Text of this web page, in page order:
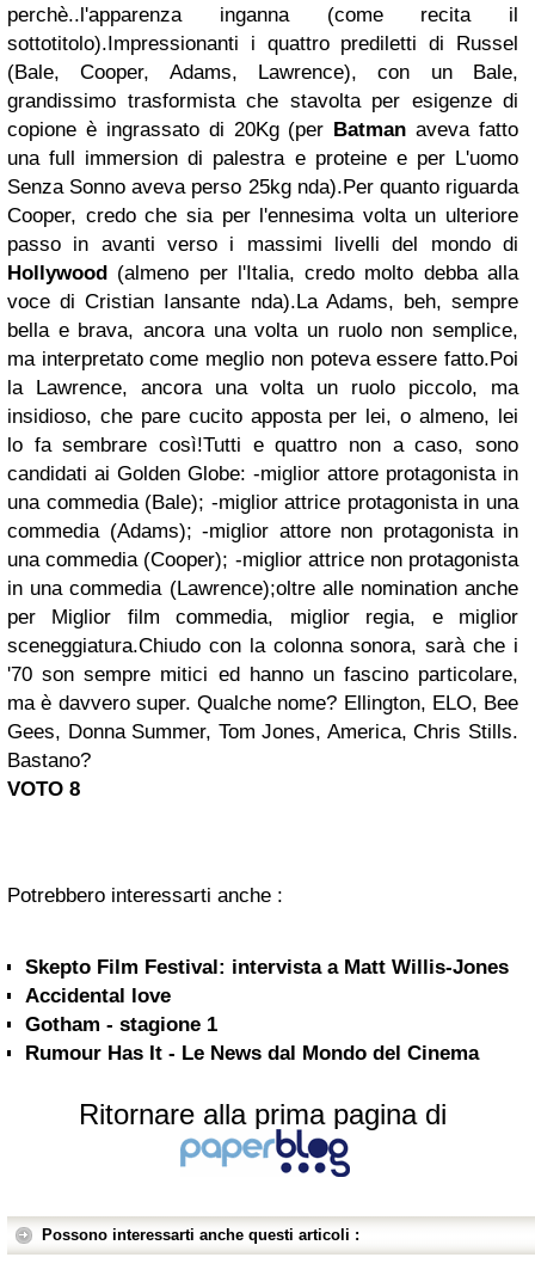
perchè..l'apparenza inganna (come recita il
sottotitolo). Impressionanti i quattro prediletti di Russel
(Bale, Cooper, Adams, Lawrence), con un Bale,
grandissimo trasformista che stavolta per esigenze di
copione è ingrassato di 20Kg (per Batman aveva fatto
una full immersion di palestra e proteine e per L'uomo
Senza Sonno aveva perso 25kg nda). Per quanto riguarda
Cooper, credo che sia per l'ennesima volta un ulteriore
passo in avanti verso i massimi livelli del mondo di
Hollywood
(almeno per l'Italia, credo molto debba alla
voce di Cristian Iansante nda). La Adams, beh, sempre
bella e brava, ancora una volta un ruolo non semplice,
ma interpretato come meglio non poteva essere fatto. Poi
la Lawrence, ancora una volta un ruolo piccolo, ma
insidioso, che pare cucito apposta per lei, o almeno, lei
lo fa sembrare così!Tutti e quattro non a caso, sono
candidati ai Golden Globe: -miglior attore protagonista in
una commedia (Bale); -miglior attrice protagonista in una
commedia (Adams); -miglior attore non protagonista in
una commedia (Cooper); -miglior attrice non protagonista
in una commedia (Lawrence);oltre alle nomination anche
per Miglior film commedia, miglior regia, e miglior
sceneggiatura.Chiudo con la colonna sonora, sarà che i
'70 son sempre mitici ed hanno un fascino particolare,
ma è davvero super. Qualche nome? Ellington, ELO, Bee
Gees, Donna Summer, Tom Jones, America, Chris Stills.
Bastano?
VOTO 8
Potrebbero interessarti anche :
Skepto Film Festival: intervista a Matt Willis-Jones
Accidental love
Gotham - stagione 1
Rumour Has It - Le News dal Mondo del Cinema
Ritornare alla prima pagina di
Possono interessarti anche questi articoli :